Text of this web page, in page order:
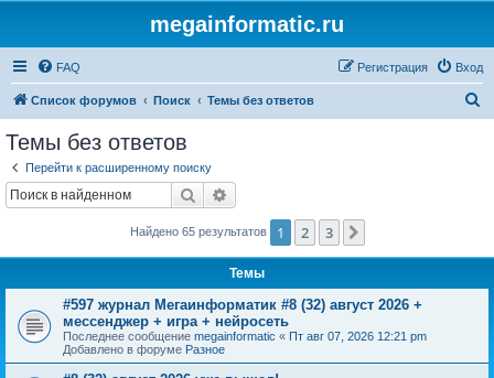
megainformatic.ru
FAQ Вход
Регистрация
Список форумов Поиск Темы без ответов
Темы без ответов
Перейти к расширенному поиску
Поиск
Найдено 65 результатов 1 2 3
Темы
#597 журнал Мегаинформатик #8 (32) август 2026 +
мессенджер + игра + нейросеть
Последнее сообщение megainformatic « Пт авг 07, 2026 12:21 pm
Добавлено в форуме Разное